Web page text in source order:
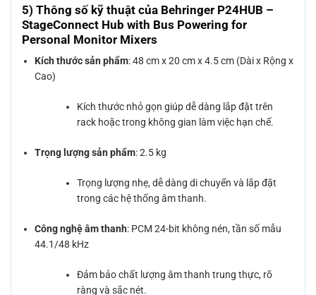
5) Thông số kỹ thuật của Behringer P24HUB –
StageConnect Hub with Bus Powering for
Personal Monitor Mixers
Kích thước sản phẩm: 48 cm x 20 cm x 4.5 cm (Dài x Rộng x
Cao)
Kích thước nhỏ gọn giúp dễ dàng lắp đặt trên
rack hoặc trong không gian làm việc hạn chế.
Trọng lượng sản phẩm: 2.5 kg
Trọng lượng nhẹ, dễ dàng di chuyển và lắp đặt
trong các hệ thống âm thanh.
Công nghệ âm thanh: PCM 24-bit không nén, tần số mẫu
44.1/48 kHz
Đảm bảo chất lượng âm thanh trung thực, rõ
ràng và sắc nét.